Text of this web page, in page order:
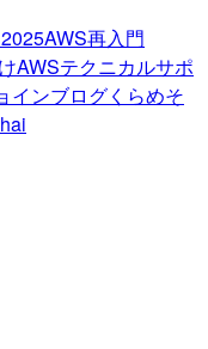
AWS再入門
AWSテクニカルサポ
インブログくらめそ